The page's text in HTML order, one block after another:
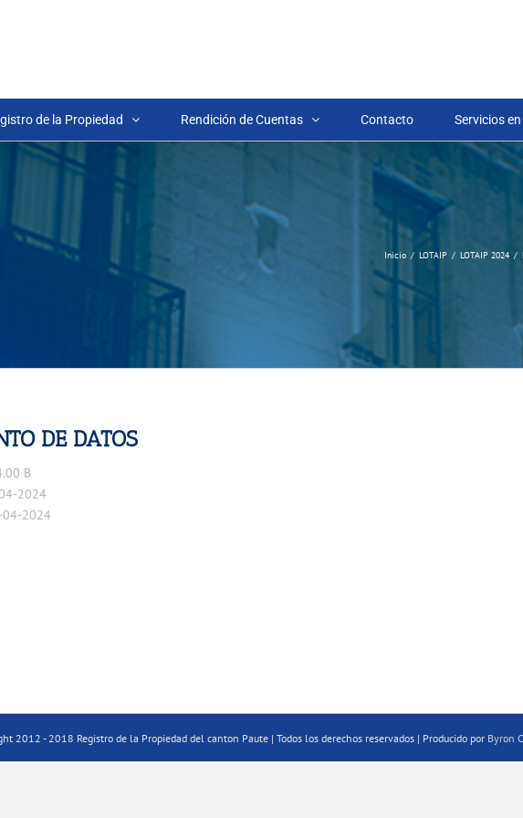
de la Propiedad Rendición de Cuentas Contacto Servicios
Inicio LOTAIP LOTAIP 2024
DE DATOS
B
2024
04-2024
2012 - 2018 Registro de la Propiedad del canton Paute | Todos los derechos reservados | Producido por Byron